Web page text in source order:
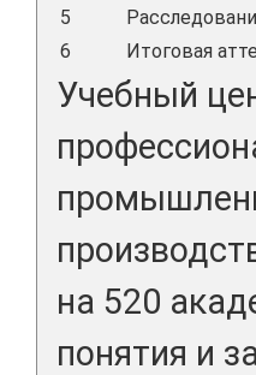
5
6
Итоговая
Учебный
на 520
понятия и